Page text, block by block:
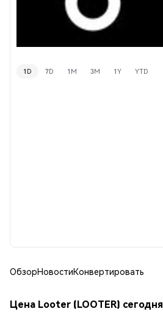
1D 7D 1M 3M 1Y YTD
ОбзорНовостиКонвертировать
Цена Looter (LOOTER) сегодня